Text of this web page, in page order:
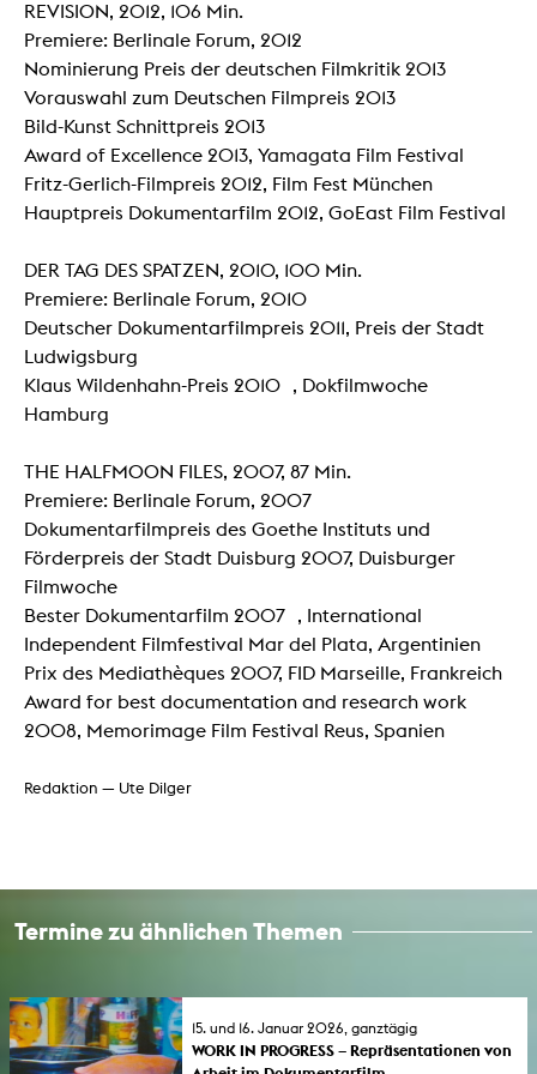
REVISION, 2012, 106 Min.
Premiere: Berlinale Forum, 2012
Nominierung Preis der deutschen Filmkritik 2013
Vorauswahl zum Deutschen Filmpreis 2013
Bild-Kunst Schnittpreis 2013
Award of Excellence 2013, Yamagata Film Festival
Fritz-Gerlich-Filmpreis 2012, Film Fest München
Hauptpreis Dokumentarfilm 2012, GoEast Film Festival
DER TAG DES SPATZEN, 2010, 100 Min.
Premiere: Berlinale Forum, 2010
Deutscher Dokumentarfilmpreis 2011, Preis der Stadt
Ludwigsburg
Klaus Wildenhahn-Preis 2010 , Dokfilmwoche
Hamburg
THE HALFMOON FILES, 2007, 87 Min.
Premiere: Berlinale Forum, 2007
Dokumentarfilmpreis des Goethe Instituts und
Förderpreis der Stadt Duisburg 2007, Duisburger
Filmwoche
Bester Dokumentarfilm 2007 , International
Independent Filmfestival Mar del Plata, Argentinien
Prix des Mediathèques 2007, FID Marseille, Frankreich
Award for best documentation and research work
2008, Memorimage Film Festival Reus, Spanien
Redaktion — Ute Dilger
Termine zu ähnlichen Themen
15. und 16. Januar 2026, ganztägig
WORK IN PROGRESS – Repräsentationen von